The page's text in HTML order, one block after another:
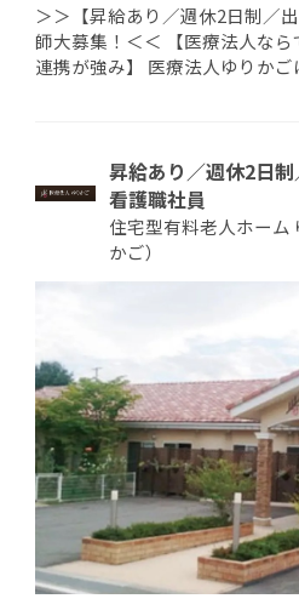
＞＞【昇給あり／週休2日制／
師大募集！＜＜ 【医療法人な
連携が強み】 医療法人ゆりかご
昇給あり／週休2日
看護職社員
住宅型有料老人ホーム
かご）